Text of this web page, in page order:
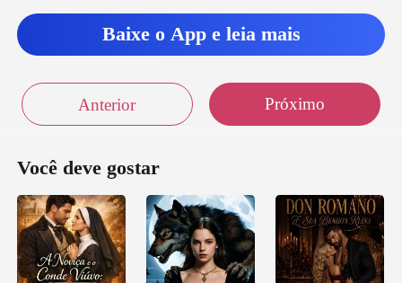
Baixe o App e leia mais
Anterior Próximo
Você deve gostar